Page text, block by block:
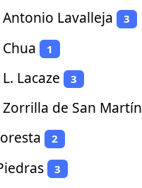
Antonio Lavalleja 3
Chua 1
Lacaze 3
Zorrilla de San Martín
2
3